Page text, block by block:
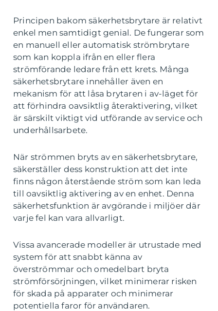
Principen bakom säkerhetsbrytare är relativt
enkel men samtidigt genial. De fungerar som
en manuell eller automatisk strömbrytare
som kan koppla ifrån en eller flera
strömförande ledare från ett krets. Många
säkerhetsbrytare innehåller även en
mekanism för att låsa brytaren i av-läget för
att förhindra oavsiktlig återaktivering, vilket
är särskilt viktigt vid utförande av service och
underhållsarbete.
När strömmen bryts av en säkerhetsbrytare,
säkerställer dess konstruktion att det inte
finns någon återstående ström som kan leda
till oavsiktlig aktivering av en enhet. Denna
säkerhetsfunktion är avgörande i miljöer där
varje fel kan vara allvarligt.
Vissa avancerade modeller är utrustade med
system för att snabbt känna av
överströmmar och omedelbart bryta
strömförsörjningen, vilket minimerar risken
för skada på apparater och minimerar
potentiella faror för användaren.